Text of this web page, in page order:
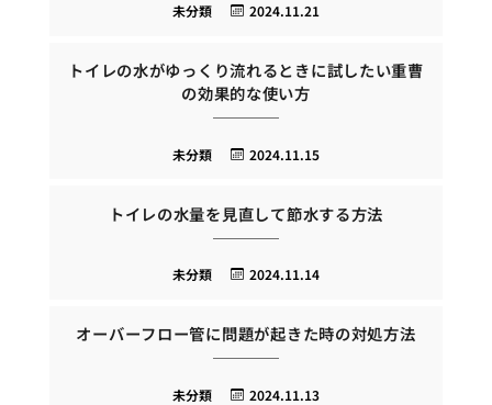
2024.11.21
未分類
トイレの水がゆっくり流れるときに試したい重曹
の効果的な使い方
2024.11.15
未分類
トイレの水量を見直して節水する方法
2024.11.14
未分類
オーバーフロー管に問題が起きた時の対処方法
2024.11.13
未分類